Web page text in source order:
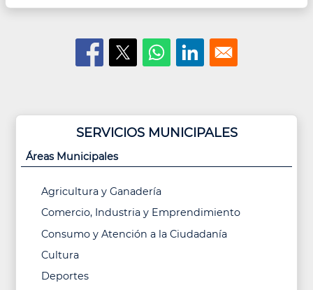
SERVICIOS MUNICIPALES
Áreas Municipales
Agricultura y Ganadería
Comercio, Industria y Emprendimiento
Consumo y Atención a la Ciudadanía
Cultura
Deportes